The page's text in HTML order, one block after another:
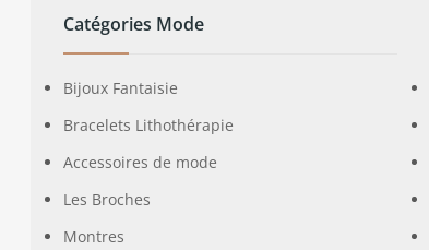
Catégories Mode
Bijoux Fantaisie
Bracelets Lithothérapie
Accessoires de mode
Les Broches
Montres